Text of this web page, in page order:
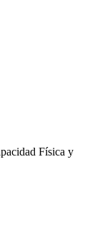
de octubre el
Física y